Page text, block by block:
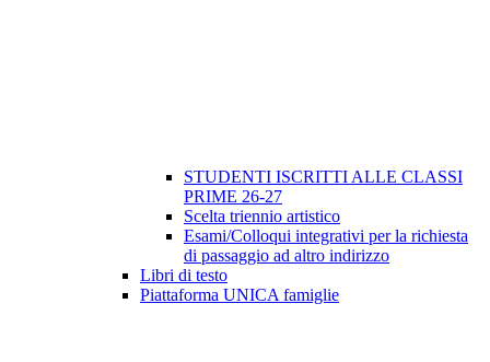
STUDENTI ISCRITTI ALLE CLASSI
PRIME 26-27
Scelta triennio artistico
Esami/Colloqui integrativi per la richiesta
di passaggio ad altro indirizzo
Libri di testo
Piattaforma UNICA famiglie